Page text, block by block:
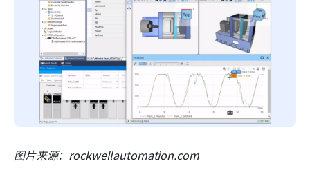
图片来源：rockwellautomation.com